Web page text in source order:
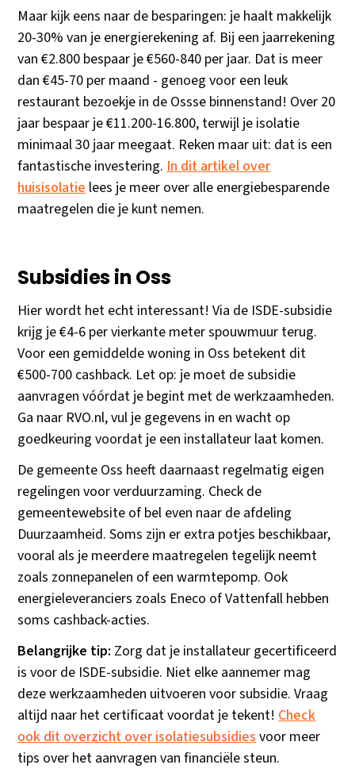
Maar kijk eens naar de besparingen: je haalt makkelijk
20-30% van je energierekening af. Bij een jaarrekening
van €2.800 bespaar je €560-840 per jaar. Dat is meer
dan €45-70 per maand - genoeg voor een leuk
restaurant bezoekje in de Ossse binnenstand! Over 20
jaar bespaar je €11.200-16.800, terwijl je isolatie
minimaal 30 jaar meegaat. Reken maar uit: dat is een
fantastische investering.In dit artikel over
huisisolatielees je meer over alle energiebesparende
maatregelen die je kunt nemen.
Subsidies in Oss
Hier wordt het echt interessant! Via de ISDE-subsidie
krijg je €4-6 per vierkante meter spouwmuur terug.
Voor een gemiddelde woning in Oss betekent dit
€500-700 cashback. Let op: je moet de subsidie
aanvragen vóórdat je begint met de werkzaamheden.
Ga naar RVO.nl, vul je gegevens in en wacht op
goedkeuring voordat je een installateur laat komen.
De gemeente Oss heeft daarnaast regelmatig eigen
regelingen voor verduurzaming. Check de
gemeentewebsite of bel even naar de afdeling
Duurzaamheid. Soms zijn er extra potjes beschikbaar,
vooral als je meerdere maatregelen tegelijk neemt
zoals zonnepanelen of een warmtepomp. Ook
energieleveranciers zoals Eneco of Vattenfall hebben
soms cashback-acties.
Belangrijke tip: Zorg dat je installateur gecertificeerd
is voor de ISDE-subsidie. Niet elke aannemer mag
deze werkzaamheden uitvoeren voor subsidie. Vraag
altijd naar het certificaat voordat je tekent!Check
ook dit overzicht over isolatiesubsidiesvoor meer
tips over het aanvragen van financiële steun.